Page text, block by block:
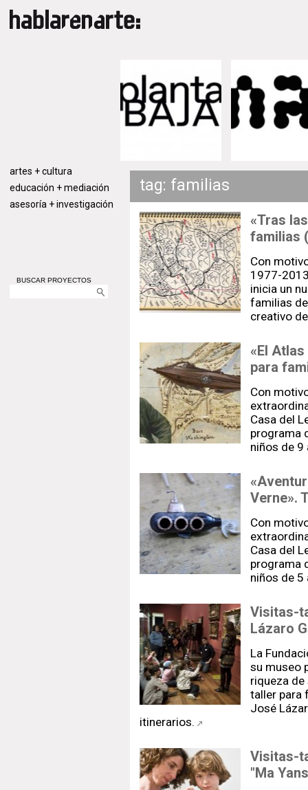
artes + cultura
educación + mediación
asesoría + investigación
BUSCAR PROYECTOS
tag: familias
«Tras
familias
Con
1977-
inicia un
familias
creativo
«El
para
Con
Casa del
programa
niños de
Verne».
Con
Casa del
programa
niños de
Visitas-
Lázaro
La
su museo
riqueza
taller para
José
itinerarios.
Visitas-
"Ma